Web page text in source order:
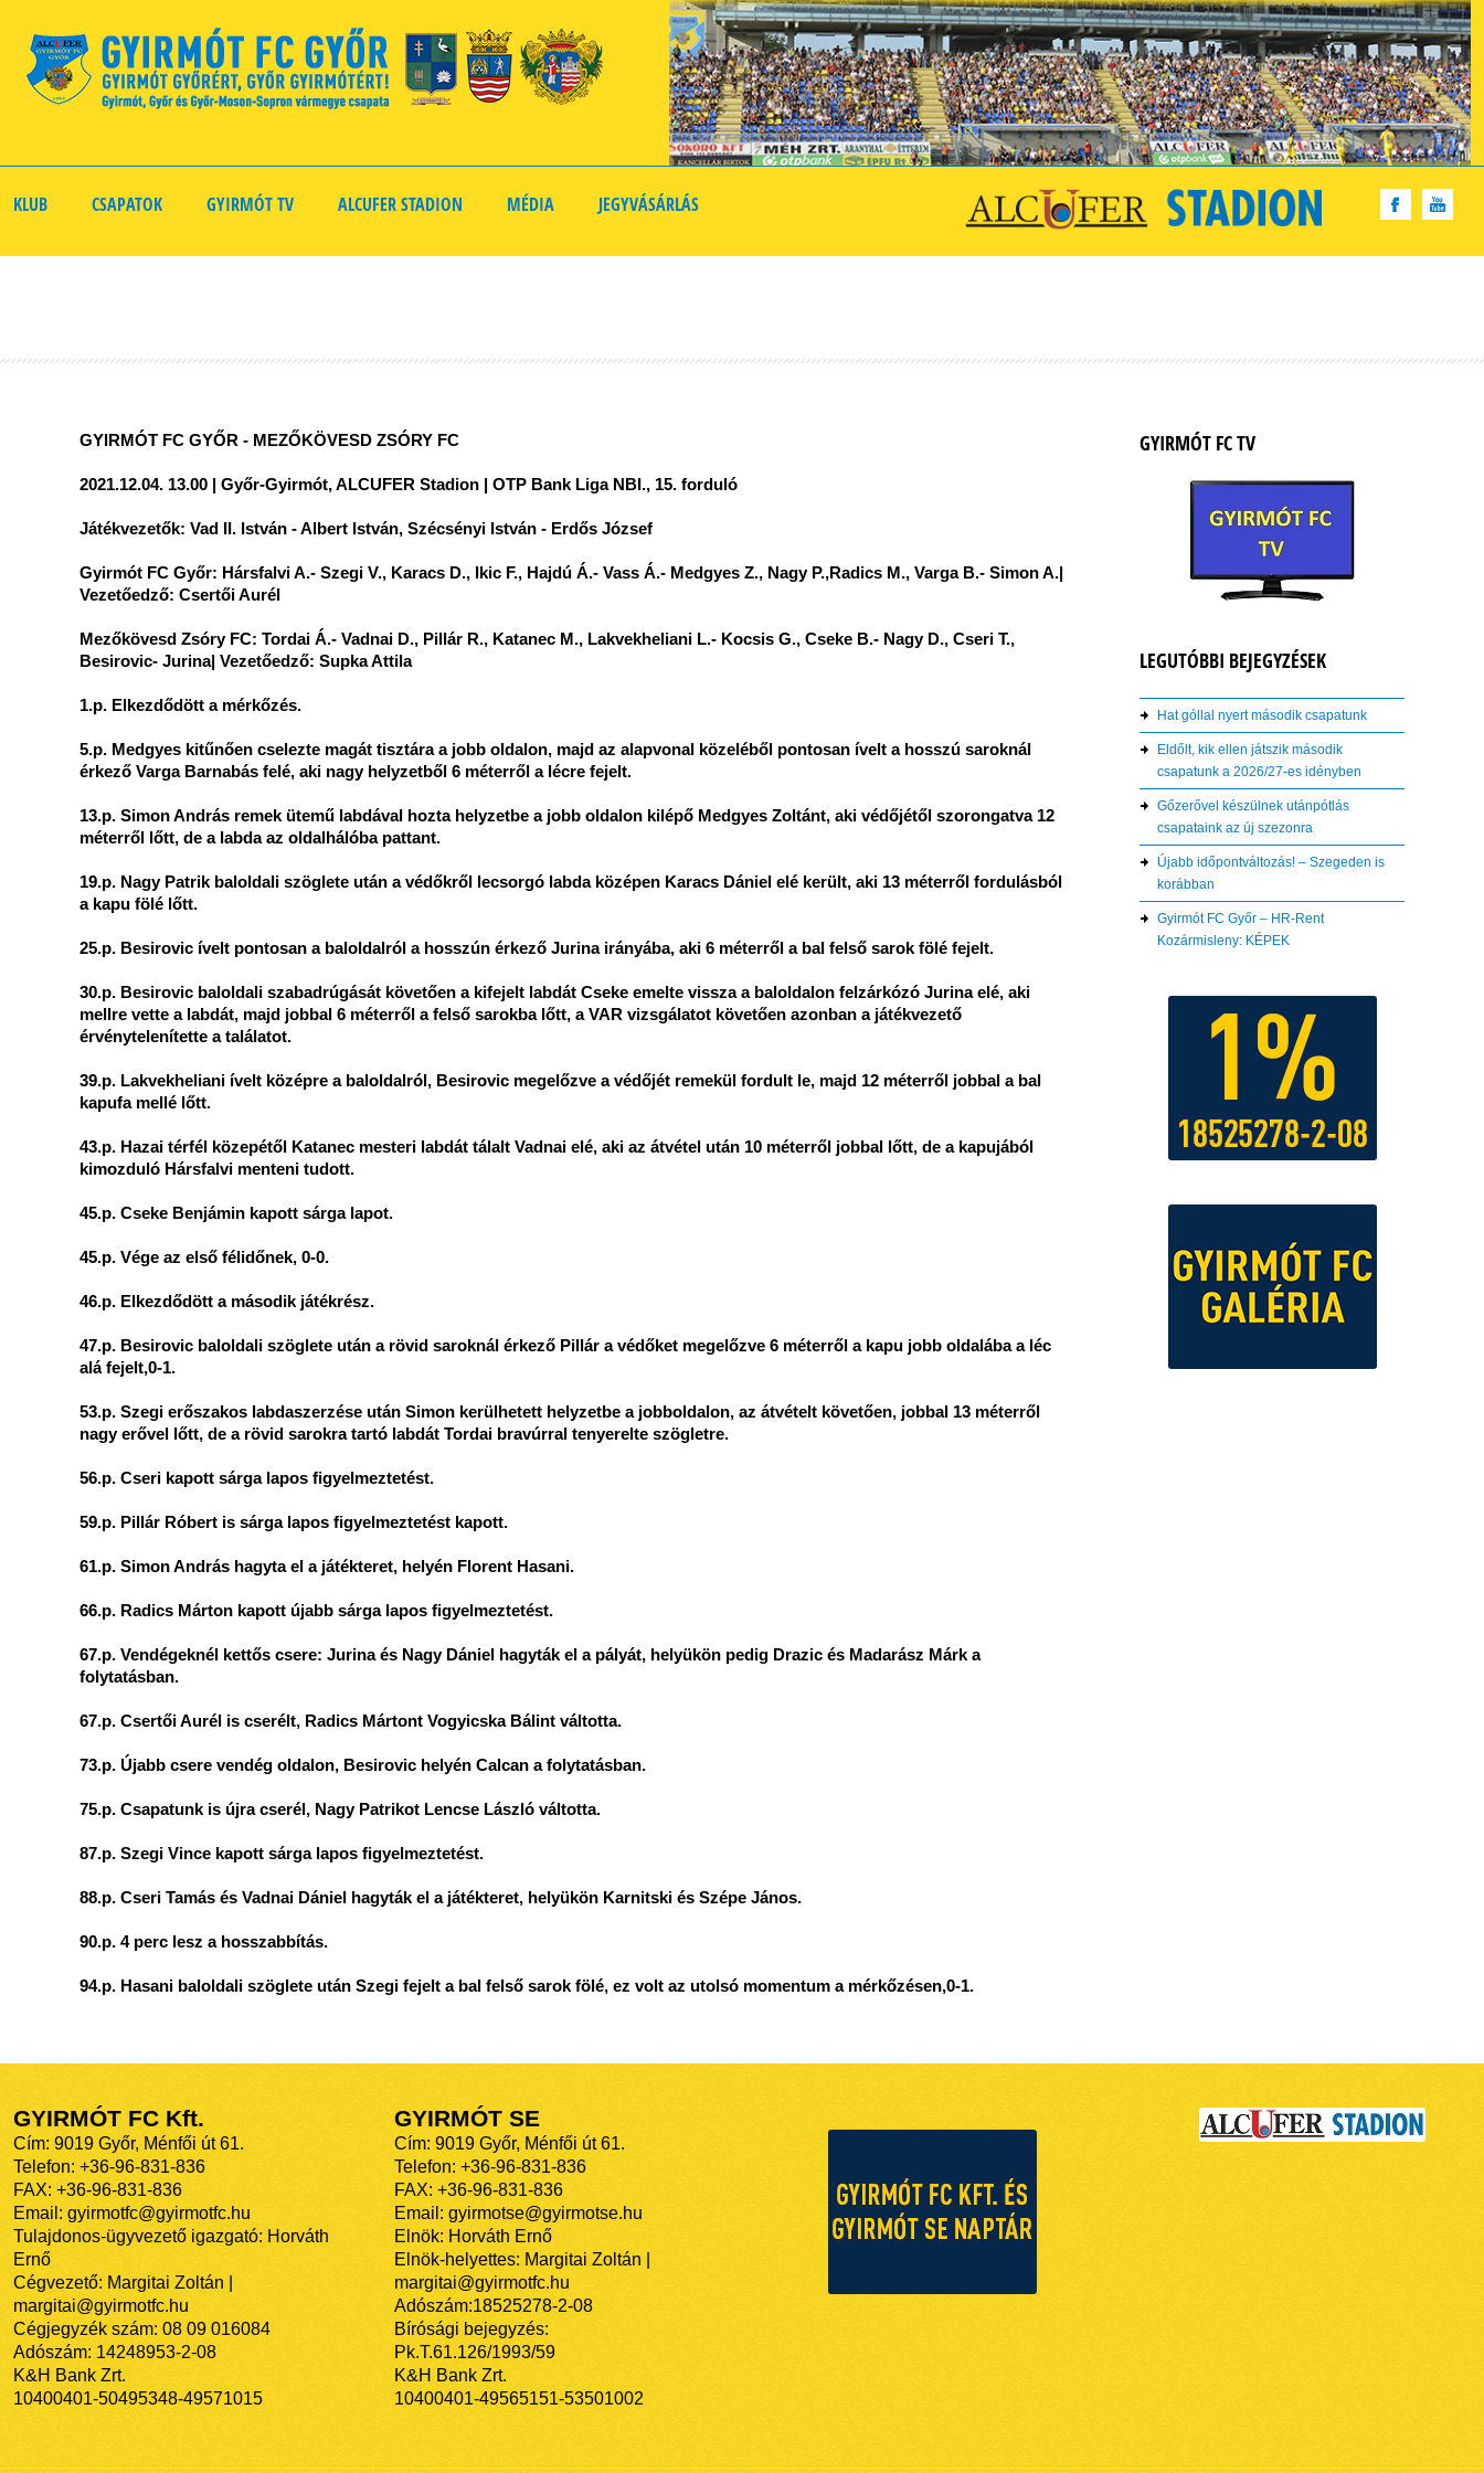
KLUB CSAPATOK GYIRMÓT TV ALCUFER STADION MÉDIA JEGYVÁSÁRLÁS
GYIRMÓT FC GYŐR - MEZŐKÖVESD ZSÓRY FC
2021.12.04. 13.00 | Győr-Gyirmót, ALCUFER Stadion | OTP Bank Liga NBI., 15. forduló
Játékvezetők: Vad II. István - Albert István, Szécsényi István - Erdős József
Gyirmót FC Győr: Hársfalvi A.- Szegi V., Karacs D., Ikic F., Hajdú Á.- Vass Á.- Medgyes Z., Nagy P.,Radics M., Varga B.- Simon A.|
Vezetőedző: Csertői Aurél
Mezőkövesd Zsóry FC: Tordai Á.- Vadnai D., Pillár R., Katanec M., Lakvekheliani L.- Kocsis G., Cseke B.- Nagy D., Cseri T.,
Besirovic- Jurina| Vezetőedző: Supka Attila
1.p. Elkezdődött a mérkőzés.
5.p. Medgyes kitűnően cselezte magát tisztára a jobb oldalon, majd az alapvonal közeléből pontosan ívelt a hosszú saroknál
érkező Varga Barnabás felé, aki nagy helyzetből 6 méterről a lécre fejelt.
13.p. Simon András remek ütemű labdával hozta helyzetbe a jobb oldalon kilépő Medgyes Zoltánt, aki védőjétől szorongatva 12
méterről lőtt, de a labda az oldalhálóba pattant.
19.p. Nagy Patrik baloldali szöglete után a védőkről lecsorgó labda középen Karacs Dániel elé került, aki 13 méterről fordulásból
a kapu fölé lőtt.
25.p. Besirovic ívelt pontosan a baloldalról a hosszún érkező Jurina irányába, aki 6 méterről a bal felső sarok fölé fejelt.
30.p. Besirovic baloldali szabadrúgását követően a kifejelt labdát Cseke emelte vissza a baloldalon felzárkózó Jurina elé, aki
mellre vette a labdát, majd jobbal 6 méterről a felső sarokba lőtt, a VAR vizsgálatot követően azonban a játékvezető
érvénytelenítette a találatot.
39.p. Lakvekheliani ívelt középre a baloldalról, Besirovic megelőzve a védőjét remekül fordult le, majd 12 méterről jobbal a bal
kapufa mellé lőtt.
43.p. Hazai térfél közepétől Katanec mesteri labdát tálalt Vadnai elé, aki az átvétel után 10 méterről jobbal lőtt, de a kapujából
kimozduló Hársfalvi menteni tudott.
45.p. Cseke Benjámin kapott sárga lapot.
45.p. Vége az első félidőnek, 0-0.
46.p. Elkezdődött a második játékrész.
47.p. Besirovic baloldali szöglete után a rövid saroknál érkező Pillár a védőket megelőzve 6 méterről a kapu jobb oldalába a léc
alá fejelt,0-1.
53.p. Szegi erőszakos labdaszerzése után Simon kerülhetett helyzetbe a jobboldalon, az átvételt követően, jobbal 13 méterről
nagy erővel lőtt, de a rövid sarokra tartó labdát Tordai bravúrral tenyerelte szögletre.
56.p. Cseri kapott sárga lapos figyelmeztetést.
59.p. Pillár Róbert is sárga lapos figyelmeztetést kapott.
61.p. Simon András hagyta el a játékteret, helyén Florent Hasani.
66.p. Radics Márton kapott újabb sárga lapos figyelmeztetést.
67.p. Vendégeknél kettős csere: Jurina és Nagy Dániel hagyták el a pályát, helyükön pedig Drazic és Madarász Márk a
folytatásban.
67.p. Csertői Aurél is cserélt, Radics Mártont Vogyicska Bálint váltotta.
73.p. Újabb csere vendég oldalon, Besirovic helyén Calcan a folytatásban.
75.p. Csapatunk is újra cserél, Nagy Patrikot Lencse László váltotta.
87.p. Szegi Vince kapott sárga lapos figyelmeztetést.
88.p. Cseri Tamás és Vadnai Dániel hagyták el a játékteret, helyükön Karnitski és Szépe János.
90.p. 4 perc lesz a hosszabbítás.
94.p. Hasani baloldali szöglete után Szegi fejelt a bal felső sarok fölé, ez volt az utolsó momentum a mérkőzésen,0-1.
GYIRMÓT FC TV
LEGUTÓBBI BEJEGYZÉSEK
Hat góllal nyert második csapatunk
Eldőlt, kik ellen játszik második
csapatunk a 2026/27-es idényben
Gőzerővel készülnek utánpótlás
csapataink az új szezonra
Újabb időpontváltozás! – Szegeden is
korábban
Gyirmót FC Győr – HR-Rent
Kozármisleny: KÉPEK
GYIRMÓT FC Kft.
Cím: 9019 Győr, Ménfői út 61.
Telefon: +36-96-831-836
FAX: +36-96-831-836
Email: gyirmotfc@gyirmotfc.hu
Tulajdonos-ügyvezető igazgató: Horváth
Ernő
Cégvezető: Margitai Zoltán |
margitai@gyirmotfc.hu
Cégjegyzék szám: 08 09 016084
Adószám: 14248953-2-08
K&H Bank Zrt.
10400401-50495348-49571015
GYIRMÓT SE
Cím: 9019 Győr, Ménfői út 61.
Telefon: +36-96-831-836
FAX: +36-96-831-836
Email: gyirmotse@gyirmotse.hu
Elnök: Horváth Ernő
Elnök-helyettes: Margitai Zoltán |
margitai@gyirmotfc.hu
Adószám:18525278-2-08
Bírósági bejegyzés:
Pk.T.61.126/1993/59
K&H Bank Zrt.
10400401-49565151-53501002